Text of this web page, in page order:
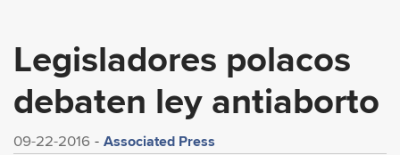
Legisladores polacos
debaten ley antiaborto
09-22-2016 Associated Press